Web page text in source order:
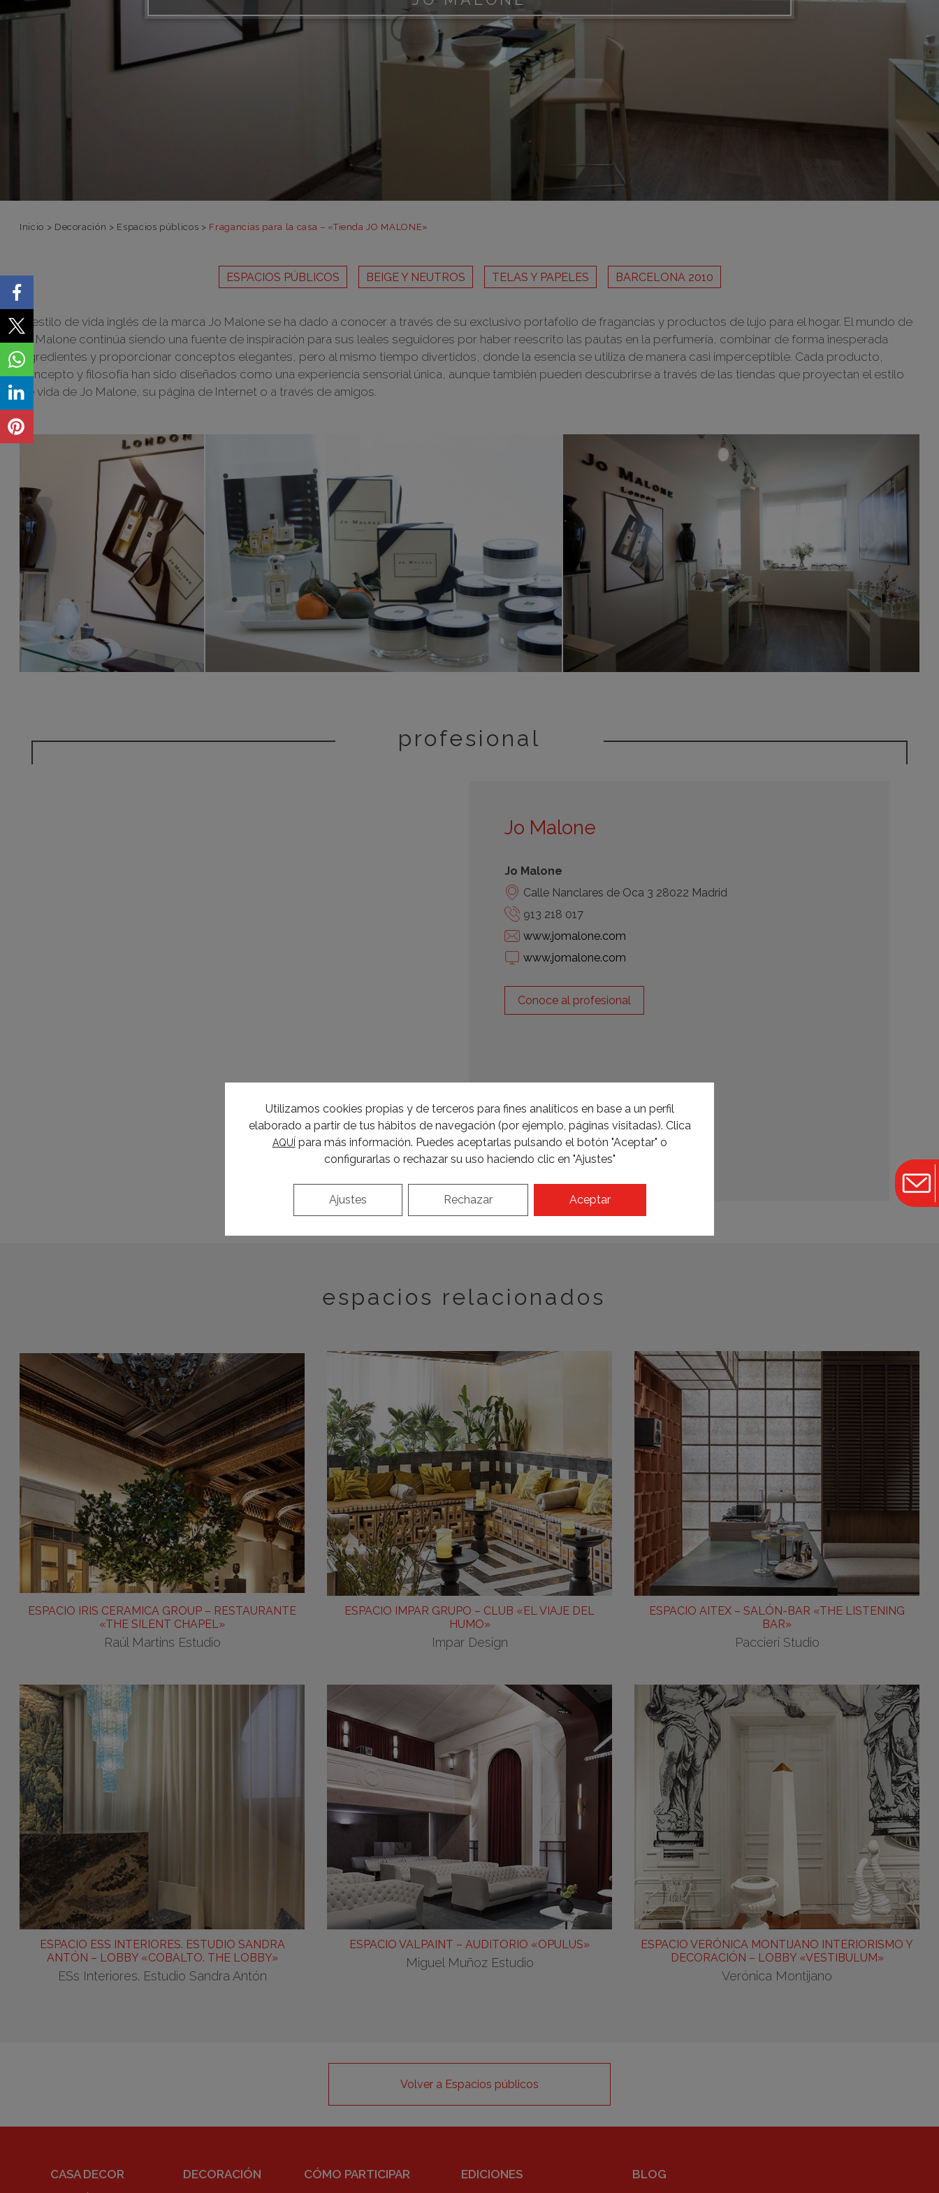
madrid 2014
madrid 2012
barcelona 2012
Inicio > Decoración > Espacios públicos > Fragancias para la casa – «Tienda JO MALONE»
ESPACIOS PÚBLICOS BEIGE Y NEUTROS TELAS Y PAPELES BARCELONA 2010
El estilo de vida inglés de la marca Jo Malone se ha dado a conocer a través de su exclusivo portafolio de fragancias y productos de lujo para el hogar. El mundo de
Jo Malone continúa siendo una fuente de inspiración para sus leales seguidores por haber reescrito las pautas en la perfumería, combinar de forma inesperada
ingredientes y proporcionar conceptos elegantes, pero al mismo tiempo divertidos, donde la esencia se utiliza de manera casi imperceptible. Cada producto,
concepto y filosofía han sido diseñados como una experiencia sensorial única, aunque también pueden descubrirse a través de las tiendas que proyectan el estilo
de vida de Jo Malone, su página de Internet o a través de amigos.
profesional
Jo Malone
Jo Malone
Calle Nanclares de Oca 3 28022 Madrid
913 218 017
www.jomalone.com
www.jomalone.com
Conoce al profesional
espacios relacionados
ESPACIO IRIS CERAMICA GROUP – RESTAURANTE
«THE SILENT CHAPEL»
Raúl Martins Estudio
ESPACIO IMPAR GRUPO – CLUB «EL VIAJE DEL
HUMO»
Impar Design
ESPACIO AITEX – SALÓN-BAR «THE LISTENING
BAR»
Paccieri Studio
ESPACIO ESS INTERIORES. ESTUDIO SANDRA
ANTÓN – LOBBY «COBALTO. THE LOBBY»
ESs Interiores. Estudio Sandra Antón
ESPACIO VALPAINT – AUDITORIO «OPULUS»
Miguel Muñoz Estudio
ESPACIO VERÓNICA MONTIJANO INTERIORISMO Y
DECORACIÓN – LOBBY «VESTIBULUM»
Verónica Montijano
Volver a Espacios públicos
Utilizamos cookies propias y de terceros para fines analíticos en base a un perfil
elaborado a partir de tus hábitos de navegación (por ejemplo, páginas visitadas). Clica
AQUÍ para más información. Puedes aceptarlas pulsando el botón "Aceptar" o
configurarlas o rechazar su uso haciendo clic en "Ajustes"
Aceptar
Rechazar
Ajustes
CASA DECOR DECORACIÓN CÓMO PARTICIPAR EDICIONES BLOG